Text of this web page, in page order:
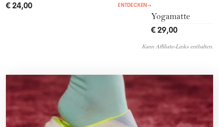
€ 24,00 ENTDECKEN →
Yogamatte
€ 29,00
Kann Affiliate-Links enthalten.